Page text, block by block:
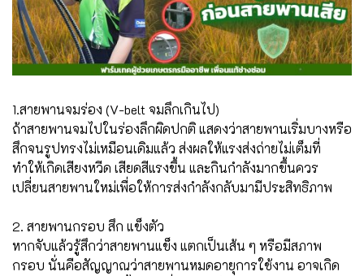
1.สายพานจมร่อง (V-belt จมลึกเกินไป)
ถ้าสายพานจมไปในร่องลึกผิดปกติ แสดงว่าสายพานเริ่มบางหรือ
สึกจนรูปทรงไม่เหมือนเดิมแล้ว ส่งผลให้แรงส่งถ่ายไม่เต็มที่
ทำให้เกิดเสียงหวีด เสียดสีแรงขึ้น และกินกำลังมากขึ้นควร
เปลี่ยนสายพานใหม่เพื่อให้การส่งกำลังกลับมามีประสิทธิภาพ
2. สายพานกรอบ สึก แข็งตัว
หากจับแล้วรู้สึกว่าสายพานแข็ง แตกเป็นเส้น ๆ หรือมีสภาพ
กรอบ นั่นคือสัญญาณว่าสายพานหมดอายุการใช้งาน อาจเกิด